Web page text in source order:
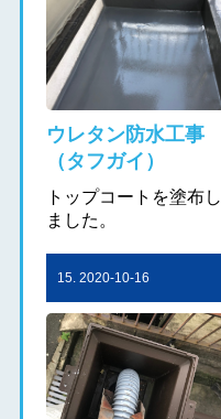
ウレタン防水工事
（タフガイ）
トップコートを塗布し
ました。
15. 2020-10-16